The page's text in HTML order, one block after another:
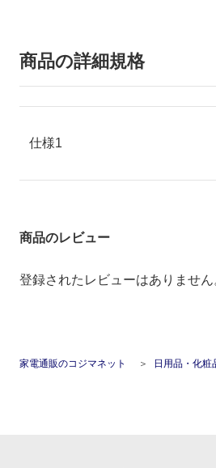
商品の詳細規格
仕様1
商品のレビュー
登録されたレビューはありません
家電通販のコジマネット 日用品・化粧